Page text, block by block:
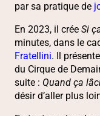
par sa pratique de
En 2023, il crée Si
minutes, dans le
Fratellini. Il
du Cirque de
suite : Quand ça
désir d’aller plus